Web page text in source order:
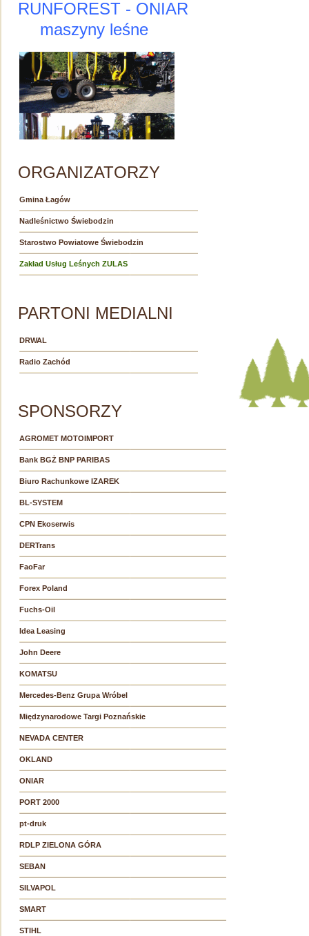
RUNFOREST - ONIAR
maszyny leśne
ORGANIZATORZY
Gmina Łagów
Nadleśnictwo Świebodzin
Starostwo Powiatowe Świebodzin
Zakład Usług Leśnych ZULAS
PARTONI MEDIALNI
DRWAL
Radio Zachód
SPONSORZY
AGROMET MOTOIMPORT
Bank BGŻ BNP PARIBAS
Biuro Rachunkowe IZAREK
BL-SYSTEM
CPN Ekoserwis
DERTrans
FaoFar
Forex Poland
Fuchs-Oil
Idea Leasing
John Deere
KOMATSU
Mercedes-Benz Grupa Wróbel
Międzynarodowe Targi Poznańskie
NEVADA CENTER
OKLAND
ONIAR
PORT 2000
pt-druk
RDLP ZIELONA GÓRA
SEBAN
SILVAPOL
SMART
STIHL